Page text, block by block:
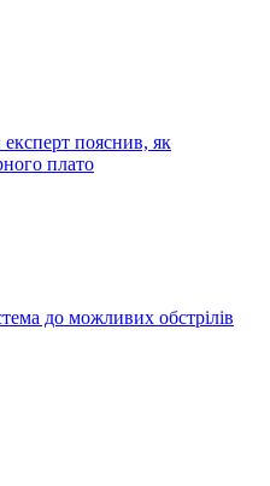
пояснив, як
плато
до можливих обстрілів